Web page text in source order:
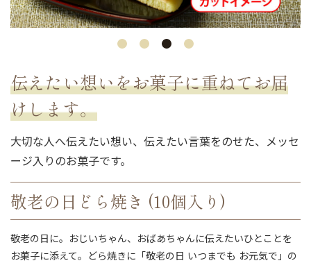
伝えたい想いをお菓子に重ねてお届
けします。
大切な人へ伝えたい想い、伝えたい言葉をのせた、メッセ
ージ入りのお菓子です。
敬老の日どら焼き (10個入り)
敬老の日に。おじいちゃん、おばあちゃんに伝えたいひとことを
お菓子に添えて。どら焼きに「敬老の日 いつまでも お元気で」の